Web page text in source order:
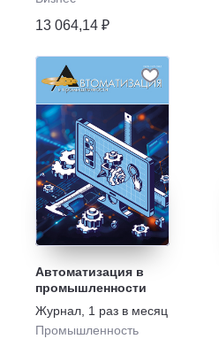
поддержание его
квалификации
13 064,14 ₽
Автоматизация в
промышленности
Журнал 1 раз в месяц
Промышленность